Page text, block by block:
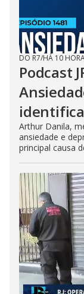
DO R7/HÁ 10
Podcast
Arthur Danila,
ansiedade e
principal causa